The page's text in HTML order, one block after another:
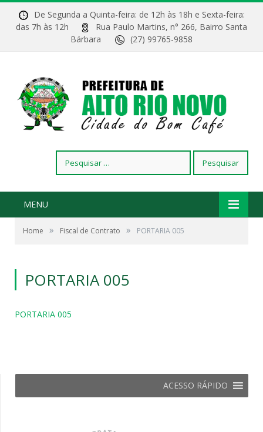
De Segunda a Quinta-feira: de 12h às 18h e Sexta-feira:
das 7h às 12h
Rua Paulo Martins, n° 266, Bairro Santa
Bárbara
(27) 99765-9858
por:
MENU
Home » Fiscal de Contrato » PORTARIA 005
PORTARIA 005
PORTARIA 005
ACESSO RÁPIDO